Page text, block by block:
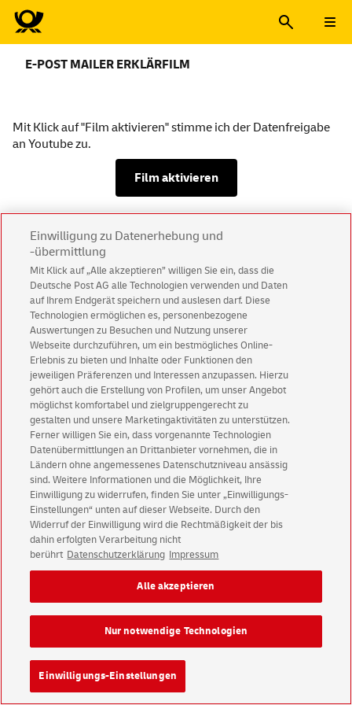
E-POST MAILER ERKLÄRFILM
Mit Klick auf "Film aktivieren" stimme ich der Datenfreigabe
an Youtube zu.
Film aktivieren
Kundenservice
Warnung vor gefälschtenE-Mails
Impressum Rechtliche Hinweise
Datenschutz
Barrierefreiheit
Einwilligungs-Einstellungen
Konzern Karriere Presse Investoren
Einwilligung zu Datenerhebung und
-übermittlung
Mit Klick auf „Alle akzeptieren” willigen Sie ein, dass die
Deutsche Post AG alle Technologien verwenden und Daten
auf Ihrem Endgerät speichern und auslesen darf. Diese
Technologien ermöglichen es, personenbezogene
Auswertungen zu Besuchen und Nutzung unserer
Webseite durchzuführen, um ein bestmögliches Online-
Erlebnis zu bieten und Inhalte oder Funktionen den
jeweiligen Präferenzen und Interessen anzupassen. Hierzu
gehört auch die Erstellung von Profilen, um unser Angebot
möglichst komfortabel und zielgruppengerecht zu
gestalten und unsere Marketingaktivitäten zu unterstützen.
Ferner willigen Sie ein, dass vorgenannte Technologien
Datenübermittlungen an Drittanbieter vornehmen, die in
Ländern ohne angemessenes Datenschutzniveau ansässig
sind. Weitere Informationen und die Möglichkeit, Ihre
Einwilligung zu widerrufen, finden Sie unter „Einwilligungs-
Einstellungen“ unten auf dieser Webseite. Durch den
Widerruf der Einwilligung wird die Rechtmäßigkeit der bis
dahin erfolgten Verarbeitung nicht
berührt Datenschutzerklärung Impressum
Einwilligungs-Einstellungen
Nur notwendige Technologien
Alle akzeptieren